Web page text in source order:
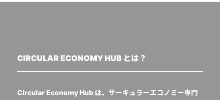
CIRCULAR ECONOMY HUB とは？
Circular Economy Hub は、サーキュラーエコノミー専門